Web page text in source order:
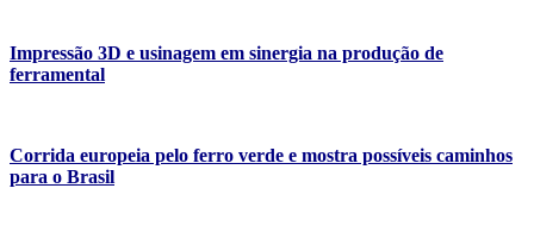
Impressão 3D e usinagem em sinergia na produção de
ferramental
Corrida europeia pelo ferro verde e mostra possíveis caminhos
para o Brasil